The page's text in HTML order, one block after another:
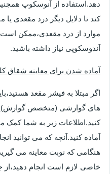
دهد.استفاده از آنوسکوپ
کند تا دلایل دیگر درد مقعدی یا
موارد از درد مقعدی،ممکن است
آندوسکوپی نیاز داشته باشید.
آماده شدن برای معاینه شقاق
اگر مبتلا به فیشر مقعد
های گوارشی (متخصص گوارش)یا
کنید.اطلاعات زیر به شما کمک
آماده کنید.آنچه که می توانید
هنگامی که نوبت معاینه می
خاصی لازم است انجام دهید،از